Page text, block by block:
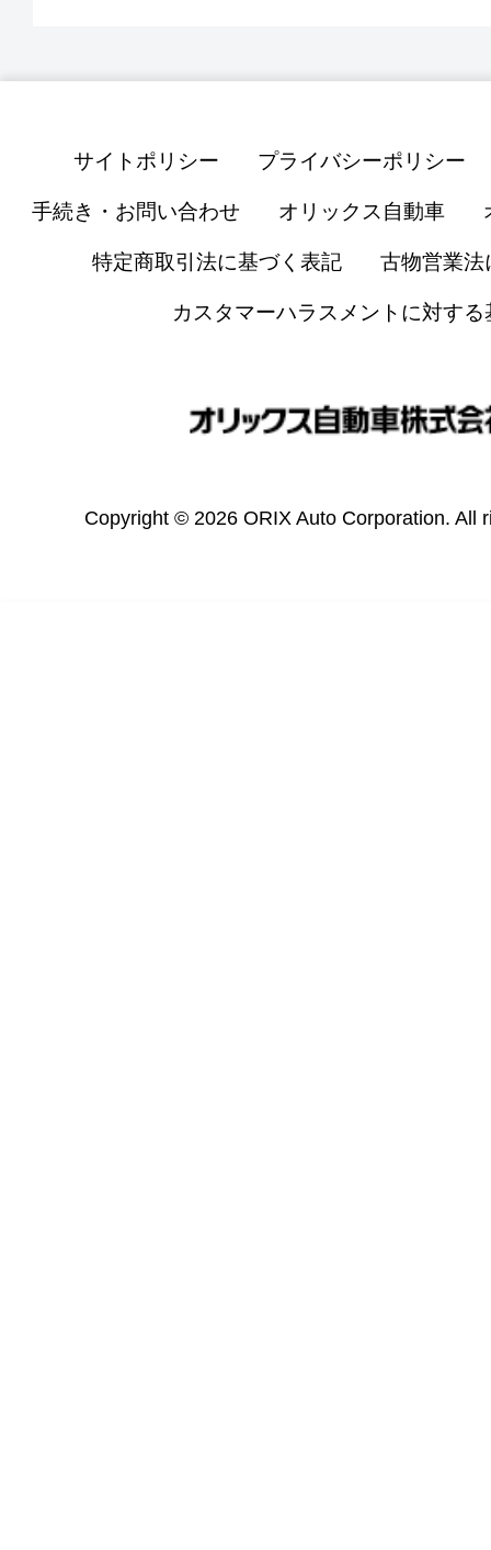
サイトポリシー プライバシーポリシー
手続き・お問い合わせ オリックス自動車
特定商取引法に基づく表記 古物営業法
カスタマーハラスメントに対する
Copyright © 2026 ORIX Auto Corporation. All